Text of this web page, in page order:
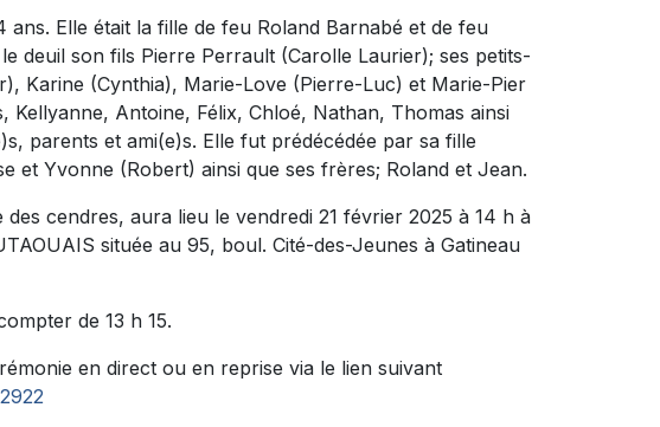
Elle était la fille de feu Roland Barnabé et de feu
deuil son fils Pierre Perrault (Carolle Laurier); ses petits-
Karine (Cynthia), Marie-Love (Pierre-Luc) et Marie-Pier
Kellyanne, Antoine, Félix, Chloé, Nathan, Thomas ainsi
parents et ami(e)s. Elle fut prédécédée par sa fille
et Yvonne (Robert) ainsi que ses frères; Roland et Jean.
cendres, aura lieu le vendredi 21 février 2025 à 14 h à
située au 95, boul. Cité-des-Jeunes à Gatineau
de 13 h 15.
en direct ou en reprise via le lien suivant